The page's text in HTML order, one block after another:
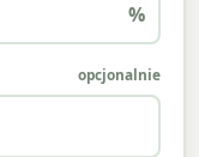
%
opcjonalnie